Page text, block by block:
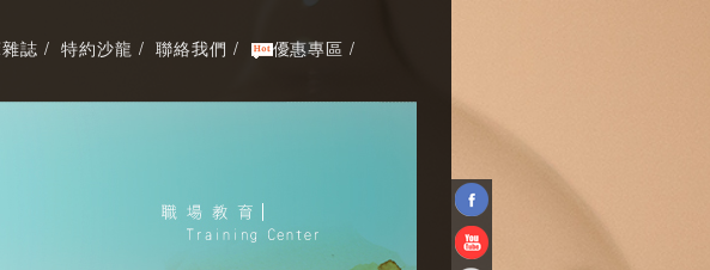
誌 / 特約沙龍 / 聯絡我們 / 優惠專區 /